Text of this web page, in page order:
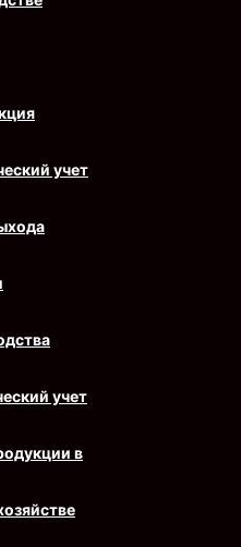
учет
учет
в